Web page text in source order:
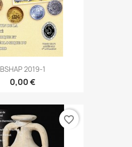
BSHAP 2019-1
0,00 €
favorite_border